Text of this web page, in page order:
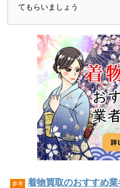
てもらいましょう
参考 着物買取のおすすめ